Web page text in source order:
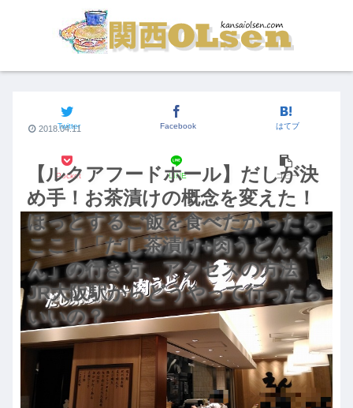
【ルクアフードホール】だしが決
め手！お茶漬けの概念を変えた！
ほっとするご飯を食べたかったら
ここ！「だし茶漬け+肉うどん え
ん」の行き方、アクセスの方法
JR大阪駅からどうやって行ったら
いいの？
Twitter Facebook はてブ
Pocket LINE コピー
2018.04.11